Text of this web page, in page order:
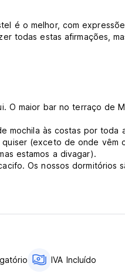
é o melhor, com
todas estas afirmações,
O maior bar no terraço de
mochila às costas por toda
(exceto de onde vêm
estamos a divagar).
Os nossos dormitórios
e da vida nocturna?
Temos muito
IVA Incluído